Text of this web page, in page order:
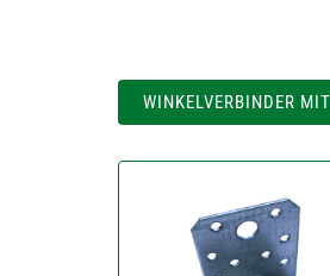
WINKELVERBINDER